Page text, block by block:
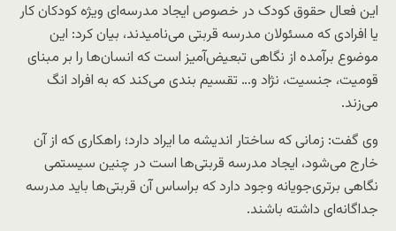
این فعال حقوق کودک در خصوص ایجاد مدرسه‌ای ویژه کودکان کار
یا افرادی که مسئولان مدرسه قربتی می‌نامیدند، بیان کرد: این
موضوع برآمده از نگاهی تبعیض‌آمیز است که انسان‌ها را بر مبنای
قومیت، جنسیت،‌ نژاد و… تقسیم بندی می‌کند که به افراد انگ
می‌زند.
وی گفت: زمانی که ساختار اندیشه ما ایراد دارد؛ راهکاری که از آن
خارج می‌شود، ایجاد مدرسه قربتی‌ها است در چنین سیستمی
نگاهی برتری‌جویانه وجود دارد که براساس آن قربتی‌ها باید مدرسه
جداگانه‌ای داشته باشند.